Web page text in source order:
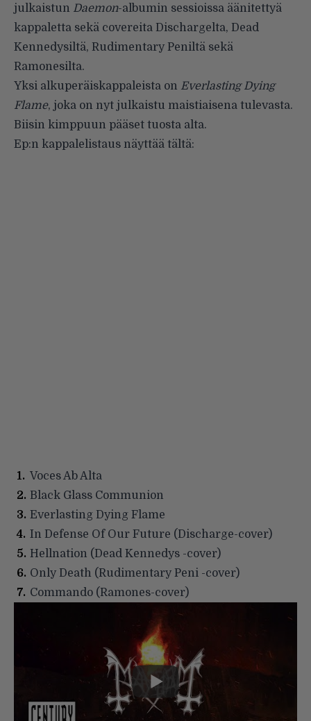
julkaistun Daemon-albumin sessioissa äänitettyä
kappaletta sekä covereita Dischargelta, Dead
Kennedysiltä, Rudimentary Peniltä sekä
Ramonesilta.
Yksi alkuperäiskappaleista on Everlasting Dying
Flame, joka on nyt julkaistu maistiaisena tulevasta.
Biisin kimppuun pääset tuosta alta.
Ep:n kappalelistaus näyttää tältä:
Voces Ab Alta
Black Glass Communion
Everlasting Dying Flame
In Defense Of Our Future (Discharge-cover)
Hellnation (Dead Kennedys -cover)
Only Death (Rudimentary Peni -cover)
Commando (Ramones-cover)